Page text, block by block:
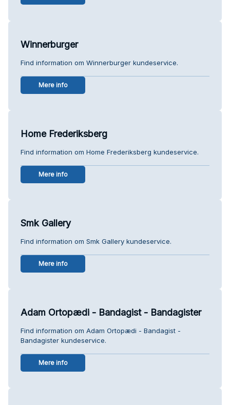
Winnerburger
Find information om Winnerburger kundeservice.
Mere info
Home Frederiksberg
Find information om Home Frederiksberg kundeservice.
Mere info
Smk Gallery
Find information om Smk Gallery kundeservice.
Mere info
Adam Ortopædi - Bandagist - Bandagister
Find information om Adam Ortopædi - Bandagist -
Bandagister kundeservice.
Mere info